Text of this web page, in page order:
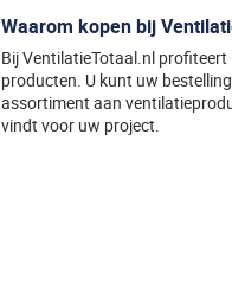
Waarom kopen bij
Bij VentilatieTotaal.nl profiteert
producten. U kunt uw
assortiment aan
vindt voor uw project.